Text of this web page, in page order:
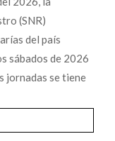
(SNR)
del país
sábados de 2026
jornadas se tiene